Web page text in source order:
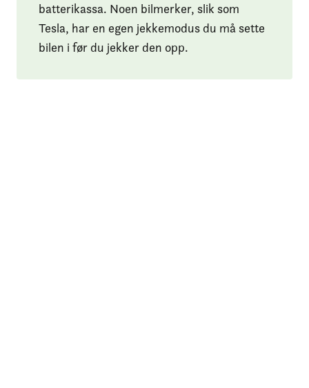
batterikassa. Noen bilmerker, slik som
Tesla, har en egen jekkemodus du må sette
bilen i før du jekker den opp.